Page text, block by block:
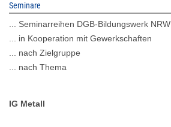
Seminare
... Seminarreihen DGB-Bildungswerk NRW
... in Kooperation mit Gewerkschaften
... nach Zielgruppe
... nach Thema
IG Metall